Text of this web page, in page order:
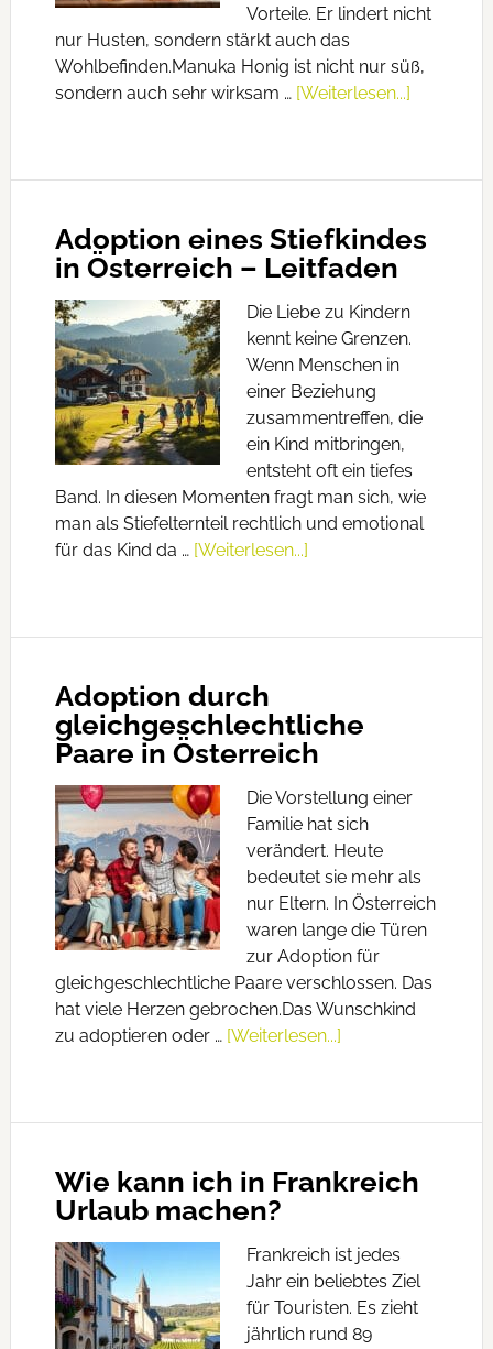
Vorteile. Er lindert nicht
nur Husten, sondern stärkt auch das
Wohlbefinden.Manuka Honig ist nicht nur süß,
sondern auch sehr wirksam … [Weiterlesen...]
Adoption eines Stiefkindes
in Österreich – Leitfaden
Die Liebe zu Kindern
kennt keine Grenzen.
Wenn Menschen in
einer Beziehung
zusammentreffen, die
ein Kind mitbringen,
entsteht oft ein tiefes
Band. In diesen Momenten fragt man sich, wie
man als Stiefelternteil rechtlich und emotional
für das Kind da … [Weiterlesen...]
Adoption durch
gleichgeschlechtliche
Paare in Österreich
Die Vorstellung einer
Familie hat sich
verändert. Heute
bedeutet sie mehr als
nur Eltern. In Österreich
waren lange die Türen
zur Adoption für
gleichgeschlechtliche Paare verschlossen. Das
hat viele Herzen gebrochen.Das Wunschkind
zu adoptieren oder … [Weiterlesen...]
Wie kann ich in Frankreich
Urlaub machen?
Frankreich ist jedes
Jahr ein beliebtes Ziel
für Touristen. Es zieht
jährlich rund 89